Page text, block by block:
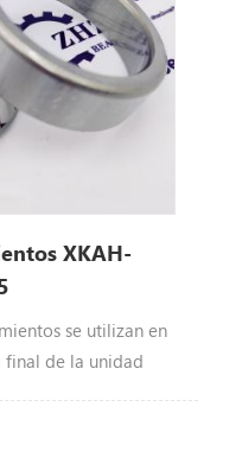
XKAH-
se utilizan en
final de la unidad